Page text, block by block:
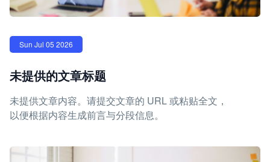
Sun Jul 05 2026
未提供的文章标题
未提供文章内容。请提交文章的 URL 或粘贴全文，
以便根据内容生成前言与分段信息。